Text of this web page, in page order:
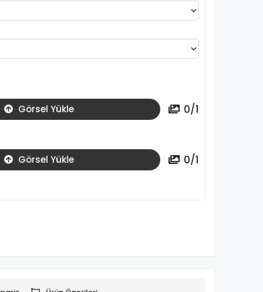
Görsel Yükle 0/1
Görsel Yükle 0/1